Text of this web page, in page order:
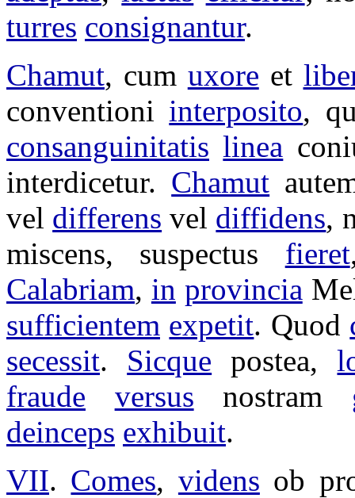
turres consignantur.
Chamut, cum uxore et
conventioni interposito,
consanguinitatis linea
interdicetur. Chamut
vel differens vel diffidens,
miscens, suspectus fieret
Calabriam, in provincia
sufficientem expetit. Quod
secessit. Sicque postea,
fraude
versus nostram
deinceps exhibuit.
VII. Comes, videns ob